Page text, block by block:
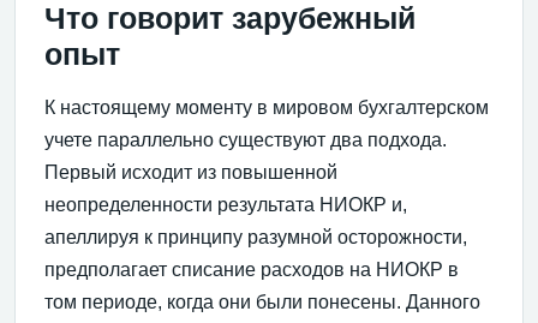
Что говорит зарубежный
опыт
К настоящему моменту в мировом бухгалтерском
учете параллельно существуют два подхода.
Первый исходит из повышенной
неопределенности результата НИОКР и,
апеллируя к принципу разумной осторожности,
предполагает списание расходов на НИОКР в
том периоде, когда они были понесены. Данного